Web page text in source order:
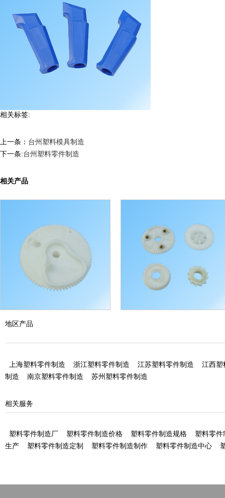
相关标签:
上一条： 台州塑料模具制造
下一条:台州塑料零件制造
相关产品
地区产品
上海塑料零件制造 浙江塑料零件制造 江苏塑料零件制造
江西塑
制造
南京塑料零件制造 苏州塑料零件制造
相关服务
塑料零件制造厂 塑料零件制造价格 塑料零件制造规格
塑料零
生产
塑料零件制造定制 塑料零件制造制作 塑料零件制造中心